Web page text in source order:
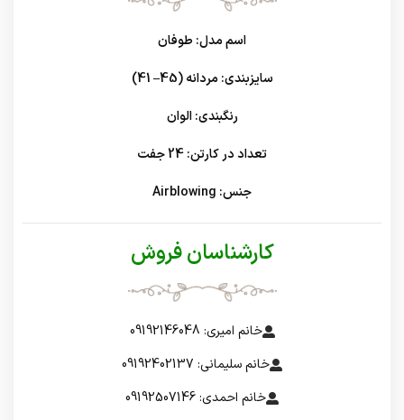
اسم مدل: طوفان
سایزبندی: مردانه (45– 41)
رنگبندی: الوان
تعداد در کارتن: 24 جفت
جنس: Airblowing
کارشناسان فروش
خانم امیری: 09192146048
خانم سلیمانی: 09192402137
خانم احمدی: 09192507146